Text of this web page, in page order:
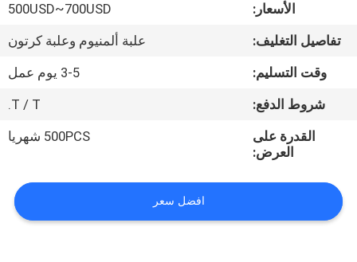
مراقبة
الجودة
اتصل
اطلب
اقتباس
الأسعار:
500USD~700USD
تفاصيل التغليف:
علبة ألمنيوم وعلبة كرتون
وقت التسليم:
3-5 يوم عمل
شروط الدفع:
T / T.
القدرة على
العرض:
500PCS شهريا
افضل سعر